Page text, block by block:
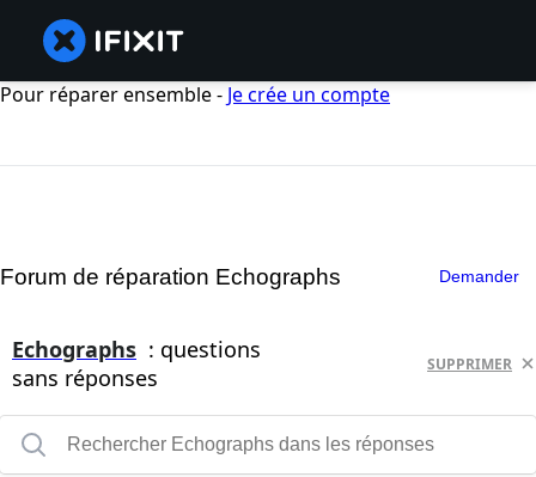
Pour réparer ensemble - Je crée un compte
Forum de réparation Echographs Demander
Echographs : questions
sans réponses
SUPPRIMER